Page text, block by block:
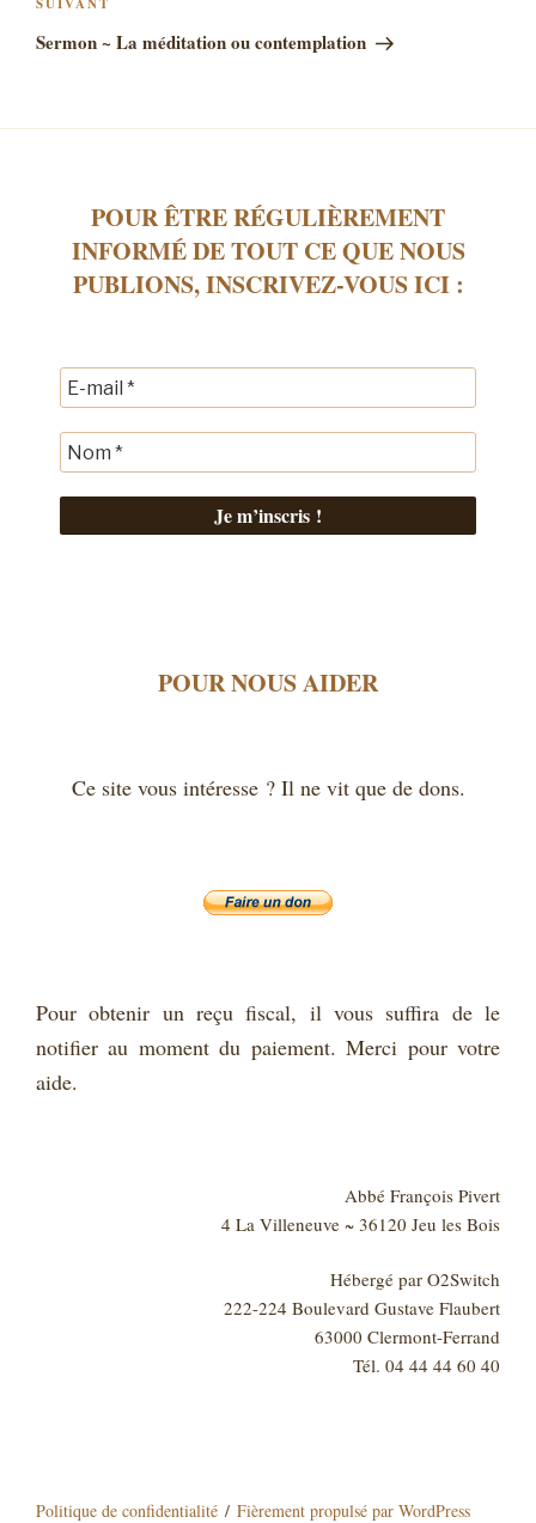
Article
suivant
Sermon ~ La méditation ou contemplation
POUR ÊTRE RÉGULIÈREMENT
INFORMÉ DE TOUT CE QUE NOUS
PUBLIONS, INSCRIVEZ-VOUS ICI :
POUR NOUS AIDER
Ce site vous intéresse ? Il ne vit que de dons.
Pour obtenir un reçu fiscal, il vous suffira de le
notifier au moment du paiement. Merci pour votre
aide.
Abbé François Pivert
4 La Villeneuve ~ 36120 Jeu les Bois
Hébergé par O2Switch
222-224 Boulevard Gustave Flaubert
63000 Clermont-Ferrand
Tél. 04 44 44 60 40
Politique de confidentialité Fièrement propulsé par WordPress